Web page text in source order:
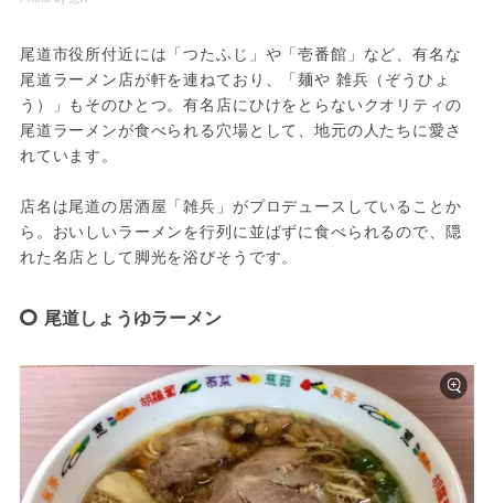
尾道市役所付近には「つたふじ」や「壱番館」など、有名な
尾道ラーメン店が軒を連ねており、「麺や 雑兵（ぞうひょ
う）」もそのひとつ。有名店にひけをとらないクオリティの
尾道ラーメンが食べられる穴場として、地元の人たちに愛さ
れています。
店名は尾道の居酒屋「雑兵」がプロデュースしていることか
ら。おいしいラーメンを行列に並ばずに食べられるので、隠
れた名店として脚光を浴びそうです。
尾道しょうゆラーメン